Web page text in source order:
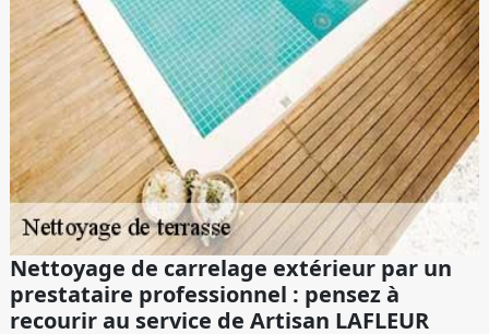
Nettoyage de carrelage extérieur par un
prestataire professionnel : pensez à
recourir au service de Artisan LAFLEUR